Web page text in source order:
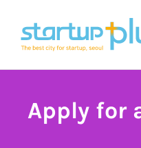
Apply for